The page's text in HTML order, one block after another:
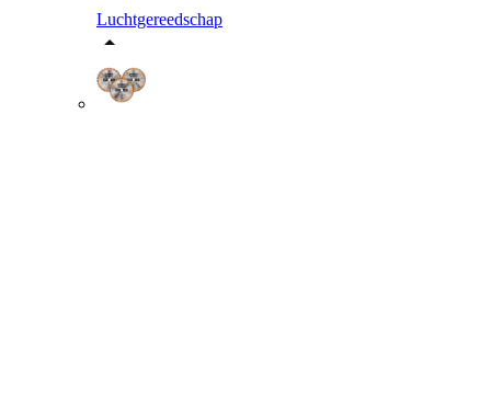
Luchtgereedschap